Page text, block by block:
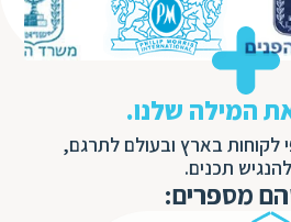
המילה שלנו.
לקוחות בארץ ובעולם לתרגם,
תכנים.
מספרים: